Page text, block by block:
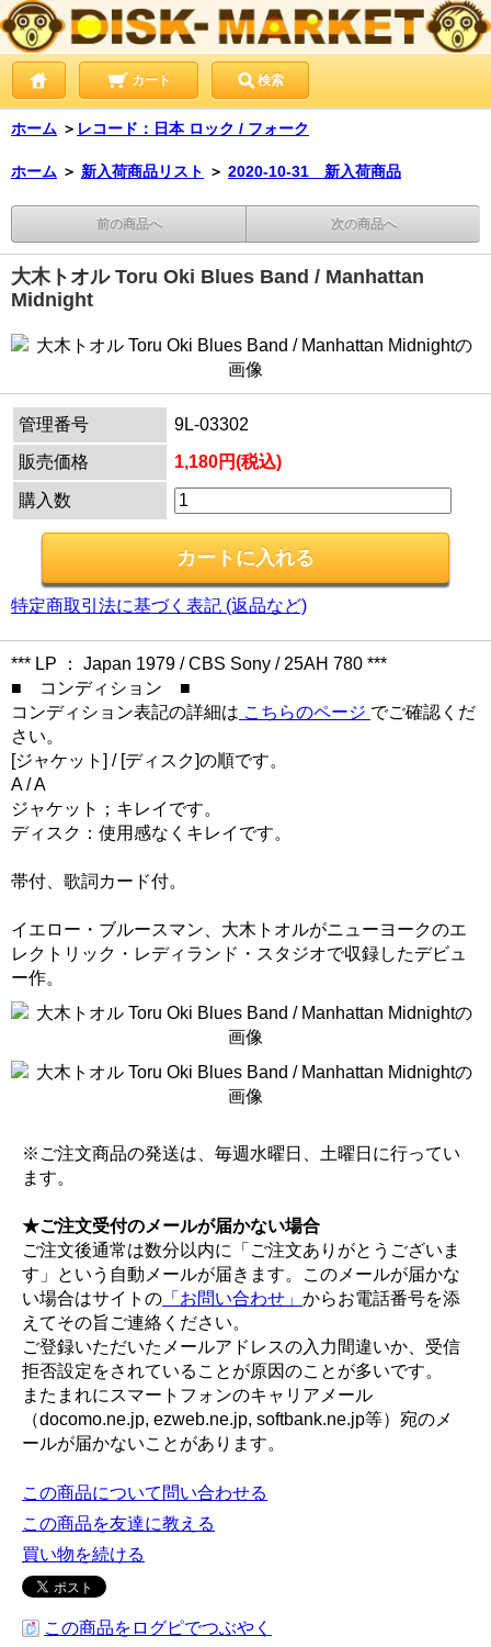
カート 検索
ホーム ＞ レコード：日本 ロック / フォーク
ホーム ＞ 新入荷商品リスト ＞ 2020-10-31 新入荷商品
前の商品へ 次の商品へ
大木トオル Toru Oki Blues Band / Manhattan
Midnight
管理番号
9L-03302
販売価格
1,180円(税込)
購入数
特定商取引法に基づく表記 (返品など)
*** LP ： Japan 1979 / CBS Sony / 25AH 780 ***
■ コンディション ■
コンディション表記の詳細は こちらのページ でご確認くだ
さい。
[ジャケット] / [ディスク]の順です。
A / A
ジャケット；キレイです。
ディスク：使用感なくキレイです。
帯付、歌詞カード付。
イエロー・ブルースマン、大木トオルがニューヨークのエ
レクトリック・レディランド・スタジオで収録したデビュ
ー作。
※ご注文商品の発送は、毎週水曜日、土曜日に行ってい
ます。
★ご注文受付のメールが届かない場合
ご注文後通常は数分以内に「ご注文ありがとうございま
す」という自動メールが届きます。このメールが届かな
い場合はサイトの 「お問い合わせ」 からお電話番号を添
えてその旨ご連絡ください。
ご登録いただいたメールアドレスの入力間違いか、受信
拒否設定をされていることが原因のことが多いです。
またまれにスマートフォンのキャリアメール
（docomo.ne.jp, ezweb.ne.jp, softbank.ne.jp等）宛のメ
ールが届かないことがあります。
この商品について問い合わせる
この商品を友達に教える
買い物を続ける
この商品をログピでつぶやく